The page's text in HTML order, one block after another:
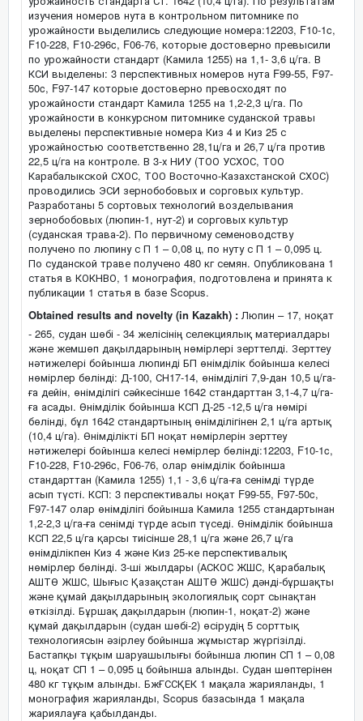
изучения номеров нута в контрольном питомнике по
урожайности выделились следующие номера:12203, F10-1c,
F10-228, F10-296c, F06-76, которые достоверно превысили
по урожайности стандарт (Камила 1255) на 1,1- 3,6 ц/га. В
КСИ выделены: 3 перспективных номеров нута F99-55, F97-
50c, F97-147 которые достоверно превосходят по
урожайности стандарт Камила 1255 на 1,2-2,3 ц/га. По
урожайности в конкурсном питомнике суданской травы
выделены перспективные номера Киз 4 и Киз 25 с
урожайностью соответственно 28,1ц/га и 26,7 ц/га против
22,5 ц/га на контроле. В 3-х НИУ (ТОО УСХОС, ТОО
Карабалыкской СХОС, ТОО Восточно-Казахстанской СХОС)
проводились ЭСИ зернобобовых и сорговых культур.
Разработаны 5 сортовых технологий возделывания
зернобобовых (люпин-1, нут-2) и сорговых культур
(суданская трава-2). По первичному семеноводству
получено по люпину с П 1 – 0,08 ц, по нуту с П 1 – 0,095 ц.
По суданской траве получено 480 кг семян. Опубликована 1
статья в КОКНВО, 1 монография, подготовлена и принята к
публикации 1 статья в базе Scopus.
Obtained results and novelty (in Kazakh) : Люпин – 17, ноқат
- 265, судан шөбі - 34 желісінің селекциялық материалдары
және жемшөп дақылдарының нөмірлері зерттелді. Зерттеу
нәтижелері бойынша люпинді БП өнімділік бойынша келесі
нөмірлер бөлінді: Д-100, СН17-14, өнімділігі 7,9-дан 10,5 ц/га-
ға дейін, өнімділігі сәйкесінше 1642 стандарттан 3,1-4,7 ц/га-
ға асады. Өнімділік бойынша КСП Д-25 -12,5 ц/га нөмірі
бөлінді, бұл 1642 стандартының өнімділігінен 2,1 ц/га артық
(10,4 ц/га). Өнімділікті БП ноқат нөмірлерін зерттеу
нәтижелері бойынша келесі нөмірлер бөлінді:12203, F10-1c,
F10-228, F10-296c, F06-76, олар өнімділік бойынша
стандарттан (Камила 1255) 1,1 - 3,6 ц/га-ға сенімді түрде
асып түсті. КСП: 3 перспективалы ноқат F99-55, F97-50c,
F97-147 олар өнімділігі бойынша Камила 1255 стандартынан
1,2-2,3 ц/га-ға сенімді түрде асып түседі. Өнімділік бойынша
КСП 22,5 ц/га қарсы тиісінше 28,1 ц/га және 26,7 ц/га
өнімділікпен Киз 4 және Киз 25-ке перспективалық
нөмірлер бөлінді. 3-ші жылдары (АСКОС ЖШС, Қарабалық
АШТӨ ЖШС, Шығыс Қазақстан АШТӨ ЖШС) дәнді-бұршақты
және құмай дақылдарының экологиялық сорт сынақтан
өткізілді. Бұршақ дақылдарын (люпин-1, ноқат-2) және
құмай дақылдарын (судан шөбі-2) өсірудің 5 сорттық
технологиясын әзірлеу бойынша жұмыстар жүргізілді.
Бастапқы тұқым шаруашылығы бойынша люпин СП 1 – 0,08
ц, ноқат СП 1 – 0,095 ц бойынша алынды. Судан шөптерінен
480 кг тұқым алынды. БжҒССҚЕК 1 мақала жарияланды, 1
монография жарияланды, Scopus базасында 1 мақала
жариялауға қабылданды.